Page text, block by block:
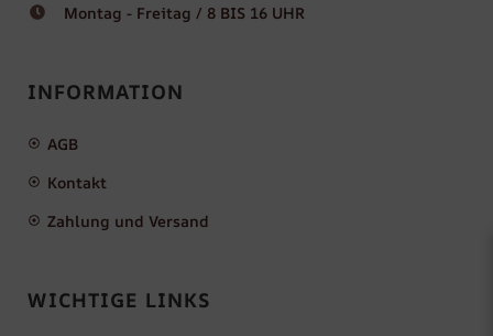
Montag - Freitag / 8 BIS 16 UHR
INFORMATION
AGB
Kontakt
Zahlung und Versand
WICHTIGE LINKS